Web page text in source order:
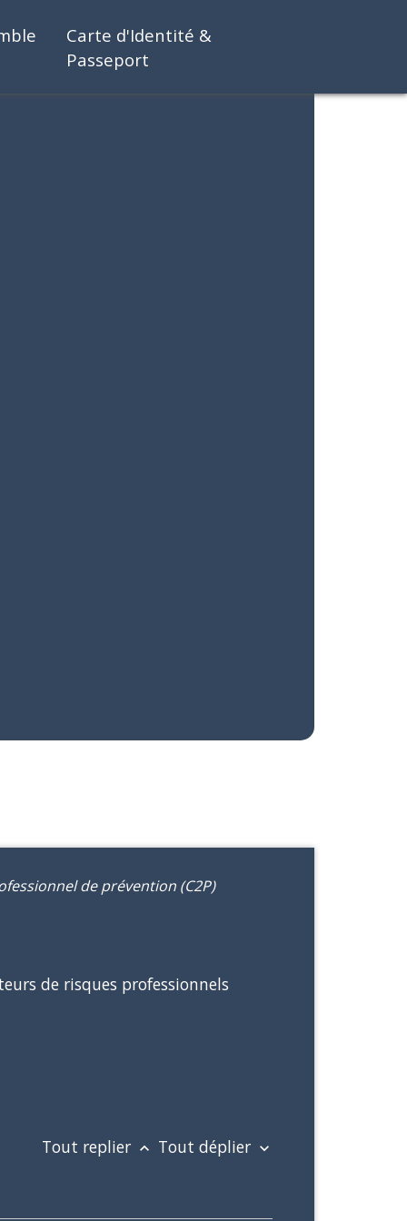
Carte d'Identité &
Passeport
de prévention (C2P)
de risques professionnels
Tout replier keyboard_arrow_up Tout déplier keyboard_arrow_down